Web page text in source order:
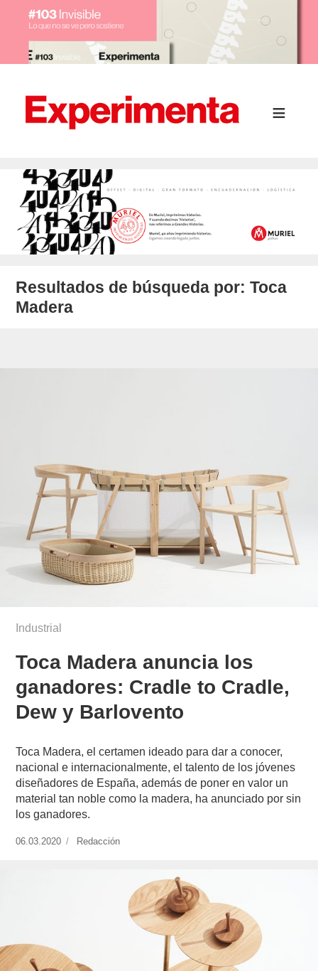
Resultados de búsqueda por:Toca
Madera
Industrial
Toca Madera anuncia los
ganadores: Cradle to Cradle,
Dew y Barlovento
Toca Madera, el certamen ideado para dar a conocer,
nacional e internacionalmente, el talento de los jóvenes
diseñadores de España, además de poner en valor un
material tan noble como la madera, ha anunciado por sin
los ganadores.
Publicado
06.03.2020 https://www.experimenta.es/author/redaccion/
Redacción